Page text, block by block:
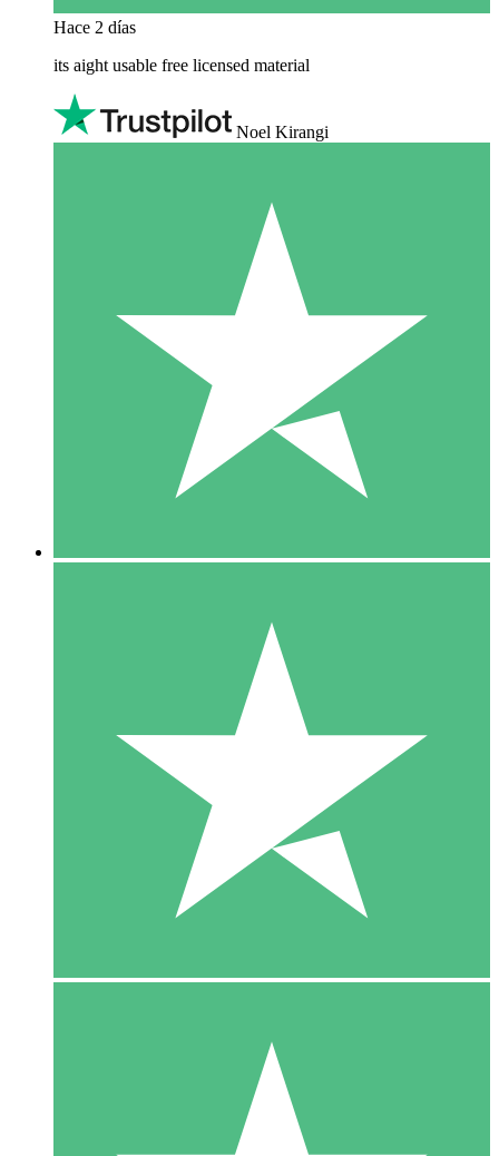
Hace 2 días
its aight usable free licensed material
Noel Kirangi